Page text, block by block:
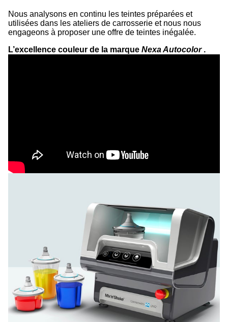
Nous analysons en continu les teintes préparées et
utilisées dans les ateliers de carrosserie et nous nous
engageons à proposer une offre de teintes inégalée.
L’excellence couleur de la marque Nexa Autocolor.